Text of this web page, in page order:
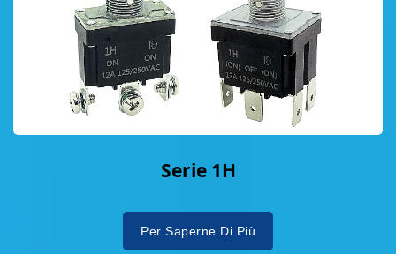
Serie 1H
Per Saperne Di Più